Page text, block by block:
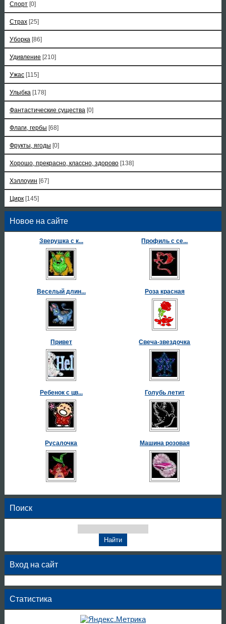
Спорт [0]
Страх [25]
Уборка [86]
Удивление [210]
Ужас [115]
Улыбка [178]
Фантастические существа [0]
Флаги, гербы [68]
Фрукты, ягоды [0]
Хорошо, прекрасно, классно, здорово [138]
Хэллоуин [67]
Цирк [145]
Новое на сайте
Зверушка с к... Профиль с се...
Веселый длин... Роза красная
Привет Свеча-звездочка
Ребенок с цв... Голубь летит
Русалочка Машина розовая
Поиск
Вход на сайт
Статистика